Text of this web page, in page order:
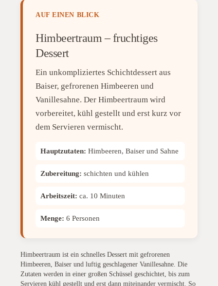
AUF EINEN BLICK
Himbeertraum – fruchtiges
Dessert
Ein unkompliziertes Schichtdessert aus
Baiser, gefrorenen Himbeeren und
Vanillesahne. Der Himbeertraum wird
vorbereitet, kühl gestellt und erst kurz vor
dem Servieren vermischt.
Hauptzutaten: Himbeeren, Baiser und Sahne
Zubereitung: schichten und kühlen
Arbeitszeit: ca. 10 Minuten
Menge: 6 Personen
Himbeertraum ist ein schnelles Dessert mit gefrorenen
Himbeeren, Baiser und luftig geschlagener Vanillesahne. Die
Zutaten werden in einer großen Schüssel geschichtet, bis zum
Servieren kühl gestellt und erst dann miteinander vermischt. So